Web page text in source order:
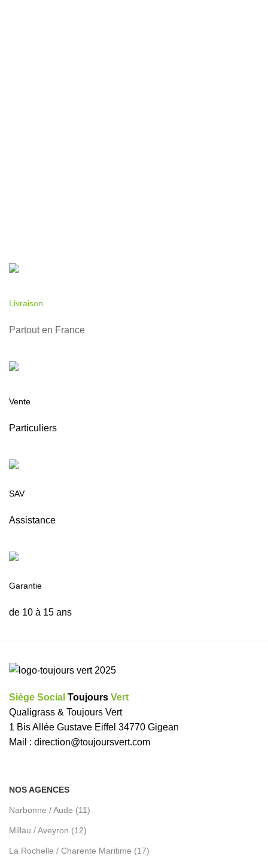
Livraison
Partout en France
Vente
Particuliers
SAV
Assistance
Garantie
de 10 à 15 ans
Siège Social Toujours Vert
Qualigrass & Toujours Vert
1 Bis Allée Gustave Eiffel 34770 Gigean
Mail : direction@toujoursvert.com
NOS AGENCES
Narbonne / Aude (11)
Millau / Aveyron (12)
La Rochelle / Charente Maritime (17)